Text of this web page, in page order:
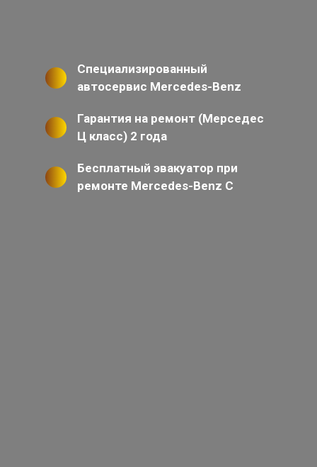
Специализированный
автосервис Mercedes-Benz
Гарантия на ремонт (Мерседес
Ц класс) 2 года
Бесплатный эвакуатор при
ремонте Mercedes-Benz C